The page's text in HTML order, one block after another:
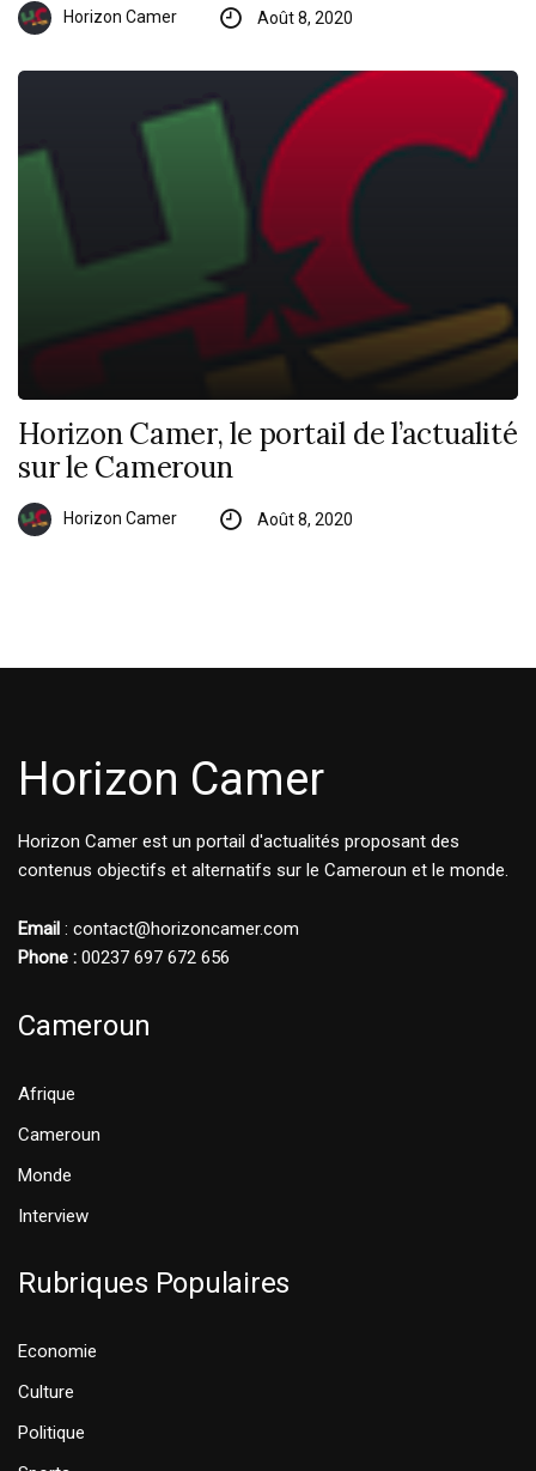
Horizon Camer Août 8, 2020
Horizon Camer, le portail de l’actualité
sur le Cameroun
Horizon Camer Août 8, 2020
Horizon Camer
Horizon Camer est un portail d'actualités proposant des
contenus objectifs et alternatifs sur le Cameroun et le monde.
Email : contact@horizoncamer.com
Phone : 00237 697 672 656
Cameroun
Afrique
Cameroun
Monde
Interview
Rubriques Populaires
Economie
Culture
Politique